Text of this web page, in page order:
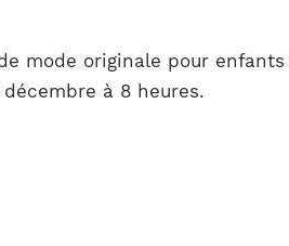
mode originale pour
à 8 heures.